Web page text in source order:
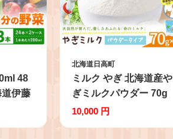
48
伊藤
出荷
北海道日高町
ミルク やぎ 北海道産や
ぎミルクパウダー 70g
× 1袋 《7-14日以内に出
10,000 円